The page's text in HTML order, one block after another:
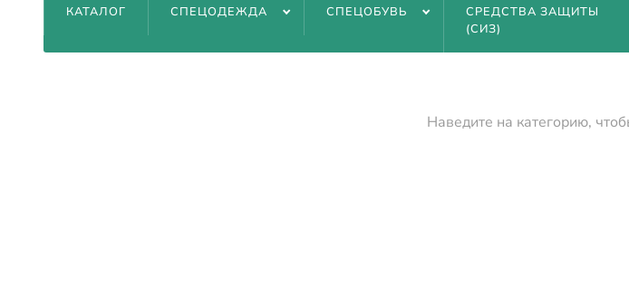
КАТАЛОГ СПЕЦОДЕЖДА СПЕЦОБУВЬ
СРЕДСТВА ЗАЩИТЫ
(СИЗ)
Наведите на категорию,